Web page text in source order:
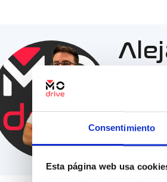
Consentimiento
Esta página web usa
Con
una
contacto,